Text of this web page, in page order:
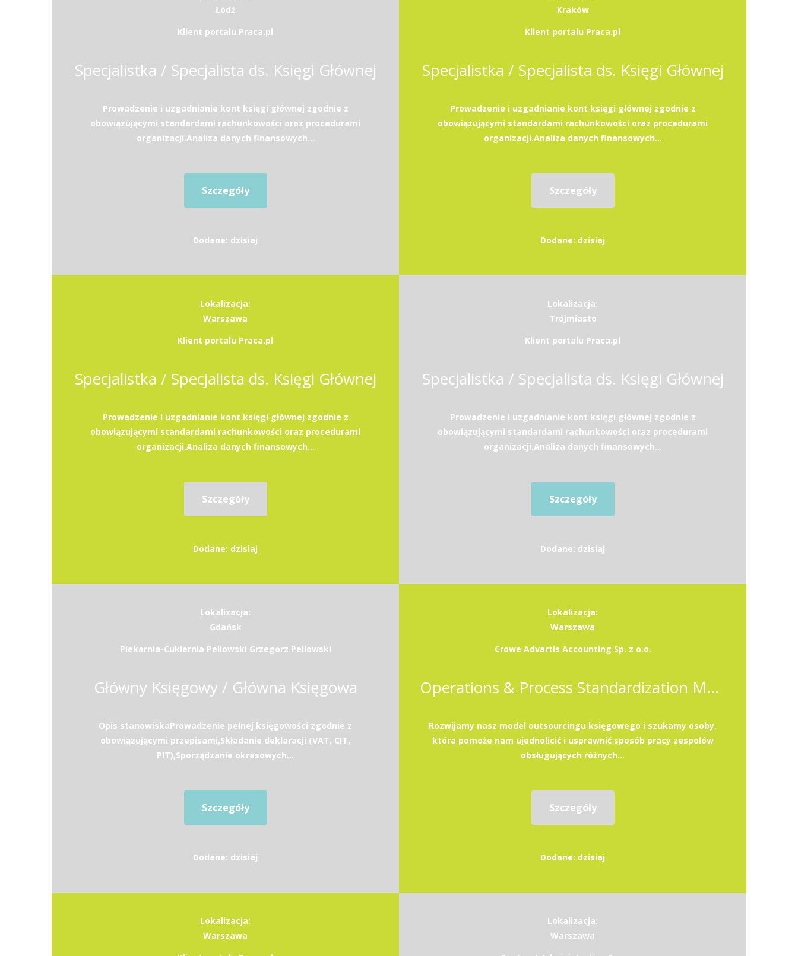
Łódź
Klient portalu Praca.pl
Specjalistka / Specjalista ds. Księgi Głównej
Prowadzenie i uzgadnianie kont księgi głównej zgodnie z
obowiązującymi standardami rachunkowości oraz procedurami
organizacji.Analiza danych finansowych...
Szczegóły
Dodane: dzisiaj
Kraków
Klient portalu Praca.pl
Specjalistka / Specjalista ds. Księgi Głównej
Prowadzenie i uzgadnianie kont księgi głównej zgodnie z
obowiązującymi standardami rachunkowości oraz procedurami
organizacji.Analiza danych finansowych...
Szczegóły
Dodane: dzisiaj
Lokalizacja:
Warszawa
Klient portalu Praca.pl
Specjalistka / Specjalista ds. Księgi Głównej
Prowadzenie i uzgadnianie kont księgi głównej zgodnie z
obowiązującymi standardami rachunkowości oraz procedurami
organizacji.Analiza danych finansowych...
Szczegóły
Dodane: dzisiaj
Lokalizacja:
Trójmiasto
Klient portalu Praca.pl
Specjalistka / Specjalista ds. Księgi Głównej
Prowadzenie i uzgadnianie kont księgi głównej zgodnie z
obowiązującymi standardami rachunkowości oraz procedurami
organizacji.Analiza danych finansowych...
Szczegóły
Dodane: dzisiaj
Lokalizacja:
Gdańsk
Piekarnia-Cukiernia Pellowski Grzegorz Pellowski
Główny Księgowy / Główna Księgowa
Opis stanowiskaProwadzenie pełnej księgowości zgodnie z
obowiązującymi przepisami,Składanie deklaracji (VAT, CIT,
PIT),Sporządzanie okresowych...
Szczegóły
Dodane: dzisiaj
Lokalizacja:
Warszawa
Crowe Advartis Accounting Sp. z o.o.
Operations & Process Standardization Manager
Rozwijamy nasz model outsourcingu księgowego i szukamy osoby,
która pomoże nam ujednolicić i usprawnić sposób pracy zespołów
obsługujących różnych...
Szczegóły
Dodane: dzisiaj
Lokalizacja:
Warszawa
Lokalizacja:
Warszawa